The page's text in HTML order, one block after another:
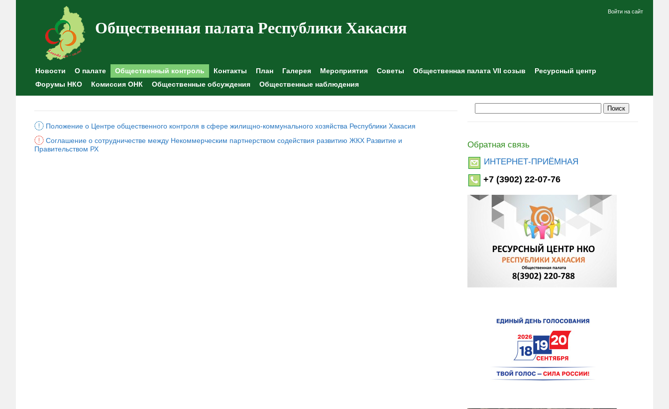
Общественная палата Республики Хакасия
Войти на сайт
Новости О палате Общественный контроль Контакты План Галерея Мероприятия Советы Общественная палата VII созыв
Ресурсный центр
Форумы НКО
Комиссия ОНК Общественные обсуждения Общественные наблюдения
Положение о Центре общественного контроля в сфере жилищно-коммунального хозяйства Республики Хакасия
Соглашение о сотрудничестве между Некоммерческим партнерством содействия развитию ЖКХ Развитие и
Правительством РХ
Обратная связь
ИНТЕРНЕТ-ПРИЁМНАЯ
+7 (3902) 22-07-76